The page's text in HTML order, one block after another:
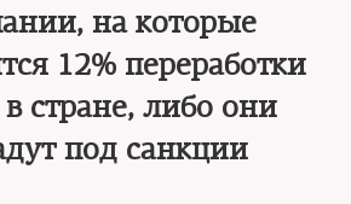
на которые
12% переработки
стране, либо они
под санкции